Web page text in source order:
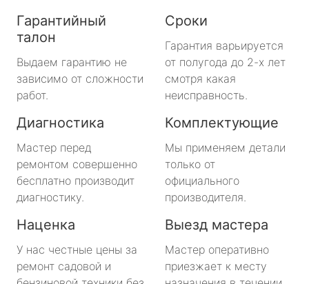
Гарантийный
талон
Выдаем гарантию не
зависимо от сложности
работ.
Сроки
Гарантия варьируется
от полугода до 2-х лет
смотря какая
неисправность.
Диагностика
Мастер перед
ремонтом совершенно
бесплатно производит
диагностику.
Комплектующие
Мы применяем детали
только от
официального
производителя.
Наценка
У нас честные цены за
ремонт садовой и
Выезд мастера
Мастер оперативно
приезжает к месту